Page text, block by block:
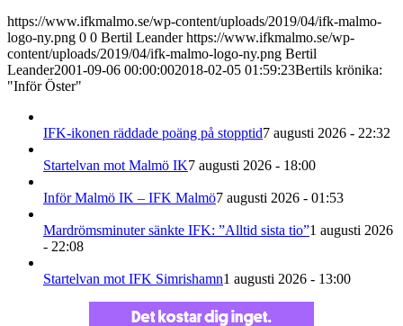
https://www.ifkmalmo.se/wp-content/uploads/2019/04/ifk-malmo-
logo-ny.png 0 0 Bertil Leander https://www.ifkmalmo.se/wp-
content/uploads/2019/04/ifk-malmo-logo-ny.png Bertil
Leander2001-09-06 00:00:002018-02-05 01:59:23Bertils krönika:
"Inför Öster"
IFK-ikonen räddade poäng på stopptid7 augusti 2026 - 22:32
Startelvan mot Malmö IK7 augusti 2026 - 18:00
Inför Malmö IK – IFK Malmö7 augusti 2026 - 01:53
Mardrömsminuter sänkte IFK: ”Alltid sista tio”1 augusti 2026
- 22:08
Startelvan mot IFK Simrishamn1 augusti 2026 - 13:00